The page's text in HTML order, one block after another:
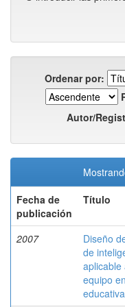
Ordenar por:
Autor/
Fecha de
publicación
Título
2007
Diseño
de
aplicable
equipo